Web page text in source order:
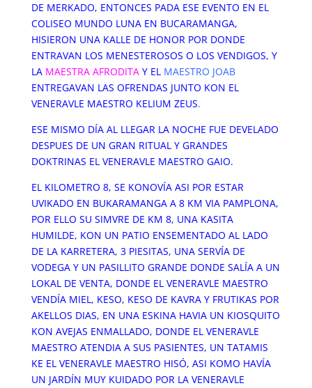
DE MERKADO, ENTONCES PADA ESE EVENTO EN EL
COLISEO MUNDO LUNA EN BUCARAMANGA,
HISIERON UNA KALLE DE HONOR POR DONDE
ENTRAVAN LOS MENESTEROSOS O LOS VENDIGOS, Y
LA MAESTRA AFRODITA Y EL MAESTRO JOAB
ENTREGAVAN LAS OFRENDAS JUNTO KON EL
VENERAVLE MAESTRO KELIUM ZEUS.
ESE MISMO DÍA AL LLEGAR LA NOCHE FUE DEVELADO
DESPUES DE UN GRAN RITUAL Y GRANDES
DOKTRINAS EL VENERAVLE MAESTRO GAIO.
EL KILOMETRO 8, SE KONOVÍA ASI POR ESTAR
UVIKADO EN BUKARAMANGA A 8 KM VIA PAMPLONA,
POR ELLO SU SIMVRE DE KM 8, UNA KASITA
HUMILDE, KON UN PATIO ENSEMENTADO AL LADO
DE LA KARRETERA, 3 PIESITAS, UNA SERVÍA DE
VODEGA Y UN PASILLITO GRANDE DONDE SALÍA A UN
LOKAL DE VENTA, DONDE EL VENERAVLE MAESTRO
VENDÍA MIEL, KESO, KESO DE KAVRA Y FRUTIKAS POR
AKELLOS DIAS, EN UNA ESKINA HAVIA UN KIOSQUITO
KON AVEJAS ENMALLADO, DONDE EL VENERAVLE
MAESTRO ATENDIA A SUS PASIENTES, UN TATAMIS
KE EL VENERAVLE MAESTRO HISÓ, ASI KOMO HAVÍA
UN JARDÍN MUY KUIDADO POR LA VENERAVLE